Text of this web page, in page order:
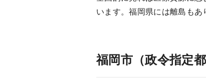
います。福岡県には離島もあ
福岡市（政令指定